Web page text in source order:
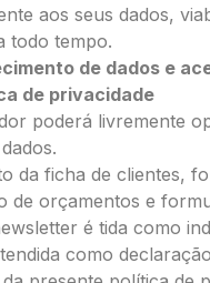
de Flores:
1 (€25)
2 (€30)
3 (€35)
4 (€40)
5 (€45)
6 (€50)
7 (€55)
8 (€60)
aos seus dados,
todo tempo.
de dados e
de privacidade
poderá livremente
da ficha de clientes,
de orçamentos e
é tida como
como